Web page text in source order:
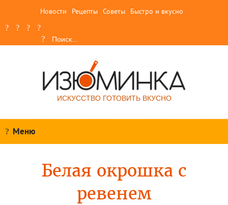
Новости Рецепты Советы Быстро и вкусно
ИСКУССТВО ГОТОВИТЬ ВКУСНО
Меню
Белая окрошка с
ревенем